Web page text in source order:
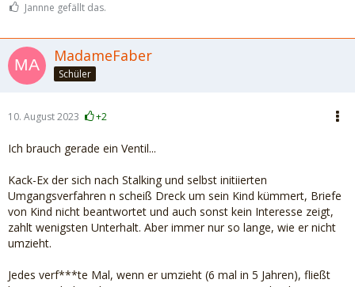
Jannne gefällt das.
MadameFaber
Schüler
10. August 2023 +2
Ich brauch gerade ein Ventil...
Kack-Ex der sich nach Stalking und selbst initiierten
Umgangsverfahren n scheiß Dreck um sein Kind kümmert, Briefe
von Kind nicht beantwortet und auch sonst kein Interesse zeigt,
zahlt wenigsten Unterhalt. Aber immer nur so lange, wie er nicht
umzieht.
Jedes verf***te Mal, wenn er umzieht (6 mal in 5 Jahren), fließt